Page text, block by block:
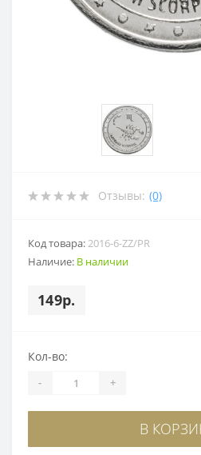
Отзывы: (0)
Код товара:2016-6-ZZ/PR
Наличие: В наличии
149р.
Кол-во:
- +
В